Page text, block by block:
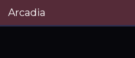
Arcadia